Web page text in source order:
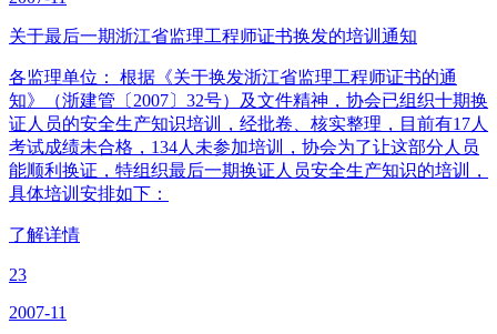
关于最后一期浙江省监理工程师证书换发的培训通知
各监理单位： 根据《关于换发浙江省监理工程师证书的通
知》（浙建管〔2007〕32号）及文件精神，协会已组织十期换
证人员的安全生产知识培训，经批卷、核实整理，目前有17人
考试成绩未合格，134人未参加培训，协会为了让这部分人员
能顺利换证，特组织最后一期换证人员安全生产知识的培训，
具体培训安排如下：
了解详情
23
2007-11